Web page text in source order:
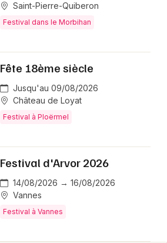
Saint-Pierre-Quiberon
Festival dans le Morbihan
Fête 18ème siècle
Jusqu'au 09/08/2026
Château de Loyat
Festival à Ploërmel
Festival d'Arvor 2026
14/08/2026 → 16/08/2026
Vannes
Festival à Vannes